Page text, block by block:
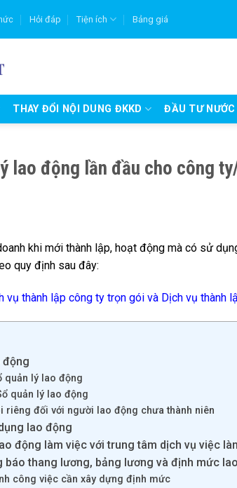
Hỏi đáp Tiện ích Bảng giá
THAY ĐỔI NỘI DUNG ĐKKD ĐẦU TƯ NƯỚC
lao động lần đầu cho công
khi mới thành lập, hoạt động mà có sử
quy định sau đây:
vụ thành lập công ty trọn gói và Dịch vụ thành
động
quản lý lao động
quản lý lao động
riêng đối với người lao động chưa thành niên
lao động
động làm việc với trung tâm dịch vụ việc
báo thang lương, bảng lương và định mức
công việc cần xây dựng định mức